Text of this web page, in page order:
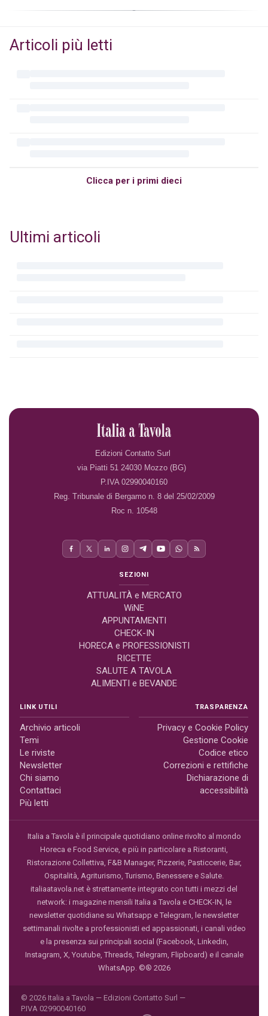
Articoli più letti
Clicca per i primi dieci
Ultimi articoli
Edizioni Contatto Surl
via Piatti 51 24030 Mozzo (BG)
P.IVA 02990040160
Reg. Tribunale di Bergamo n. 8 del 25/02/2009
Roc n. 10548
SEZIONI
ATTUALITÀ e MERCATO
WiNE
APPUNTAMENTI
CHECK-IN
HORECA e PROFESSIONISTI
RICETTE
SALUTE A TAVOLA
ALIMENTI e BEVANDE
LINK UTILI
Archivio articoli
Temi
Le riviste
Newsletter
Chi siamo
Contattaci
Più letti
TRASPARENZA
Privacy e Cookie Policy
Gestione Cookie
Codice etico
Correzioni e rettifiche
Dichiarazione di
accessibilità
Italia a Tavola è il principale quotidiano online rivolto al mondo
Horeca e Food Service, e più in particolare a Ristoranti,
Ristorazione Collettiva, F&B Manager, Pizzerie, Pasticcerie, Bar,
Ospitalità, Agriturismo, Turismo, Benessere e Salute.
italiaatavola.net è strettamente integrato con tutti i mezzi del
network: i magazine mensili Italia a Tavola e CHECK-IN, le
newsletter quotidiane su Whatsapp e Telegram, le newsletter
settimanali rivolte a professionisti ed appassionati, i canali video
e la presenza sui principali social (Facebook, Linkedin,
Instagram, X, Youtube, Threads, Telegram, Flipboard) e il canale
WhatsApp. ©® 2026
© 2026 Italia a Tavola — Edizioni Contatto Surl —
P.IVA 02990040160